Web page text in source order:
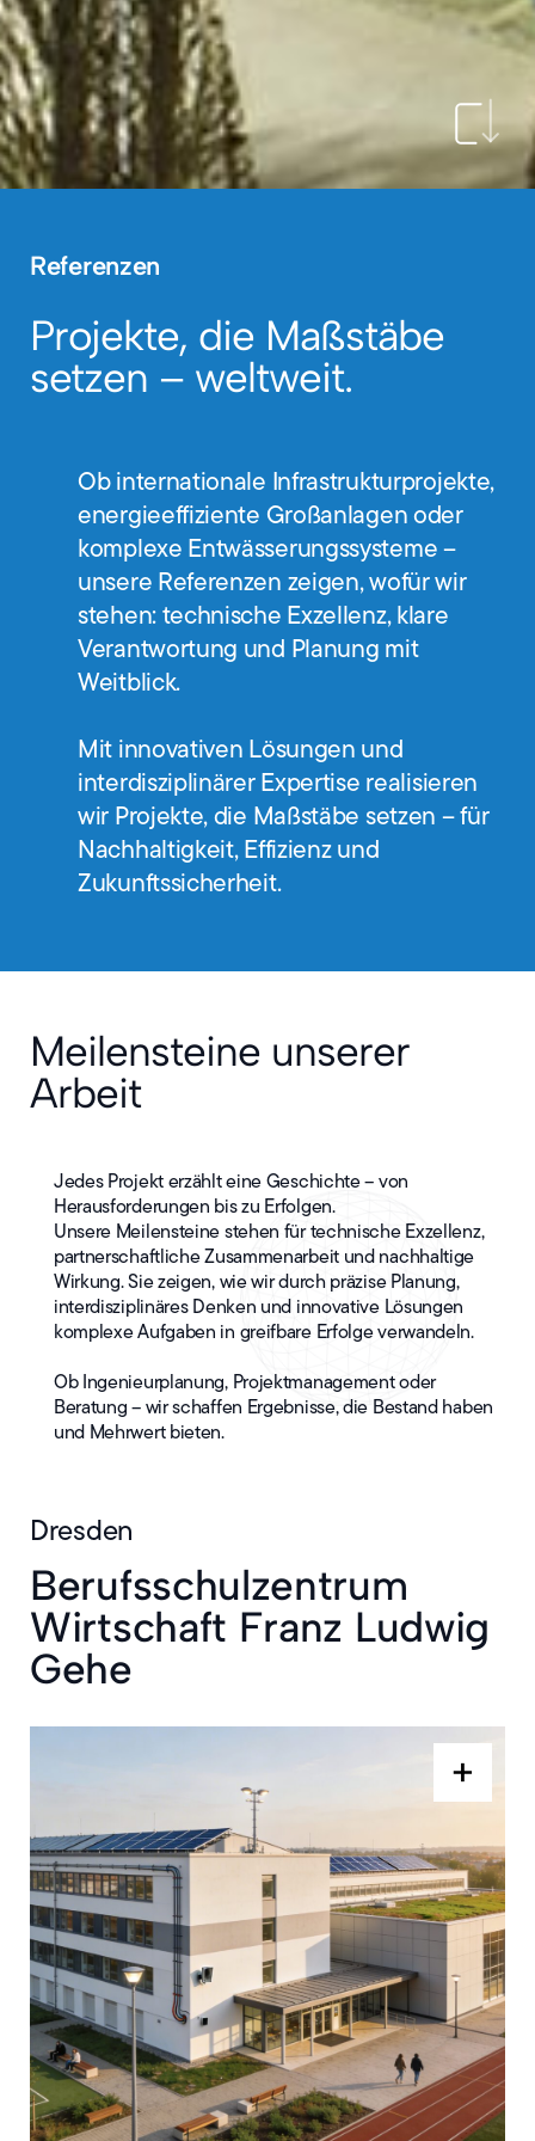
Referenzen
Projekte, die Maßstäbe
setzen – weltweit.
Ob internationale Infrastrukturprojekte,
energieeffiziente Großanlagen oder
komplexe Entwässerungssysteme –
unsere Referenzen zeigen, wofür wir
stehen: technische Exzellenz, klare
Verantwortung und Planung mit
Weitblick.
Mit innovativen Lösungen und
interdisziplinärer Expertise realisieren
wir Projekte, die Maßstäbe setzen – für
Nachhaltigkeit, Effizienz und
Zukunftssicherheit.
Meilensteine unserer
Arbeit
Jedes Projekt erzählt eine Geschichte – von
Herausforderungen bis zu Erfolgen.
Unsere Meilensteine stehen für technische Exzellenz,
partnerschaftliche Zusammenarbeit und nachhaltige
Wirkung. Sie zeigen, wie wir durch präzise Planung,
interdisziplinäres Denken und innovative Lösungen
komplexe Aufgaben in greifbare Erfolge verwandeln.
Ob Ingenieurplanung, Projektmanagement oder
Beratung – wir schaffen Ergebnisse, die Bestand haben
und Mehrwert bieten.
Berufsschulzentrum
Wirtschaft Franz Ludwig
Gehe
Dresden
+